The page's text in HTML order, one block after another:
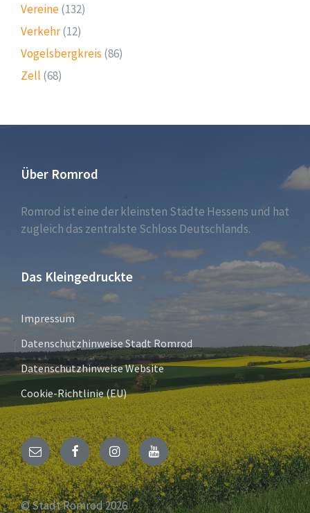
Vereine(132)
Verkehr(12)
Vogelsbergkreis (86)
Zell (68)
Über Romrod
Romrod ist eine der kleinsten Städte Hessens und hat
zugleich das zentralste Schloss Deutschlands.
Das Kleingedruckte
Impressum
Datenschutzhinweise Stadt Romrod
Datenschutzhinweise Website
Cookie-Richtlinie (EU)
E-
Mail
FacebookInstagramYouTube
© Stadt Romrod 2026